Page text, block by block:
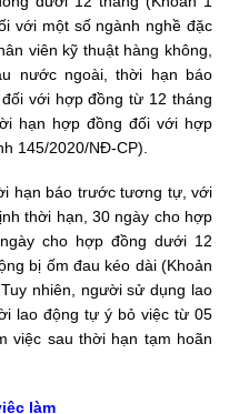
với một số ngành nghề đặc
viên kỹ thuật hàng không,
nước ngoài, thời hạn báo
với hợp đồng từ 12 tháng
hạn hợp đồng đối với hợp
145/2020/NĐ-CP)
hạn báo trước tương tự, với
thời hạn, 30 ngày cho hợp
cho hợp đồng dưới 12
bị ốm đau kéo dài (Khoản
nhiên, người sử dụng lao
lao động tự ý bỏ việc từ 05
việc sau thời hạn tạm hoãn
làm